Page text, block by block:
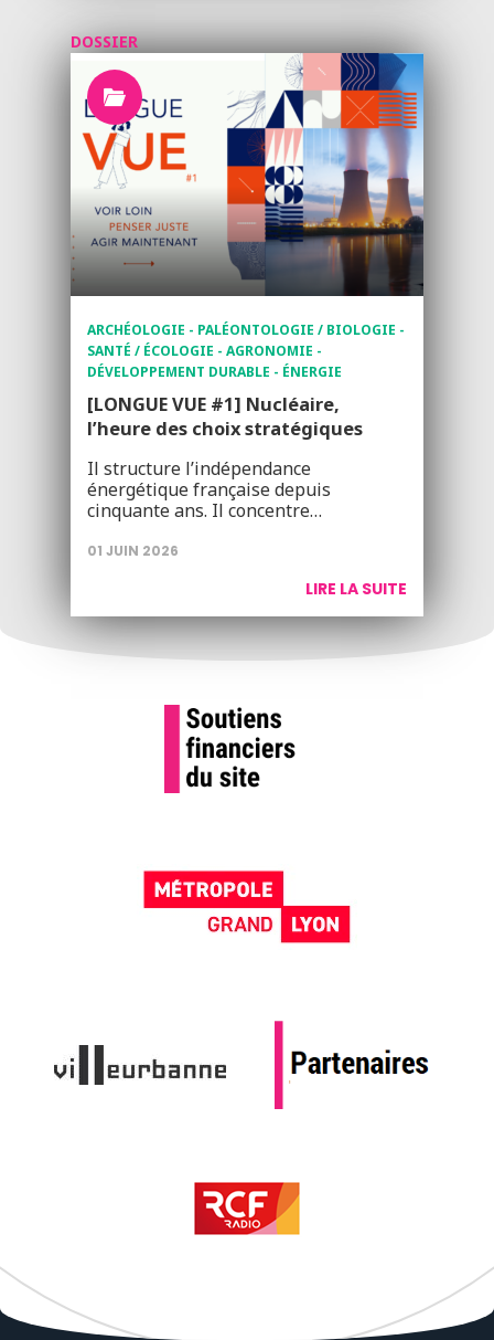
DOSSIER
ARCHÉOLOGIE - PALÉONTOLOGIE / BIOLOGIE -
SANTÉ / ÉCOLOGIE - AGRONOMIE -
DÉVELOPPEMENT DURABLE - ÉNERGIE
[LONGUE VUE #1] Nucléaire,
l’heure des choix stratégiques
Il structure l’indépendance
énergétique française depuis
cinquante ans. Il concentre…
01 JUIN 2026
LIRE LA SUITE